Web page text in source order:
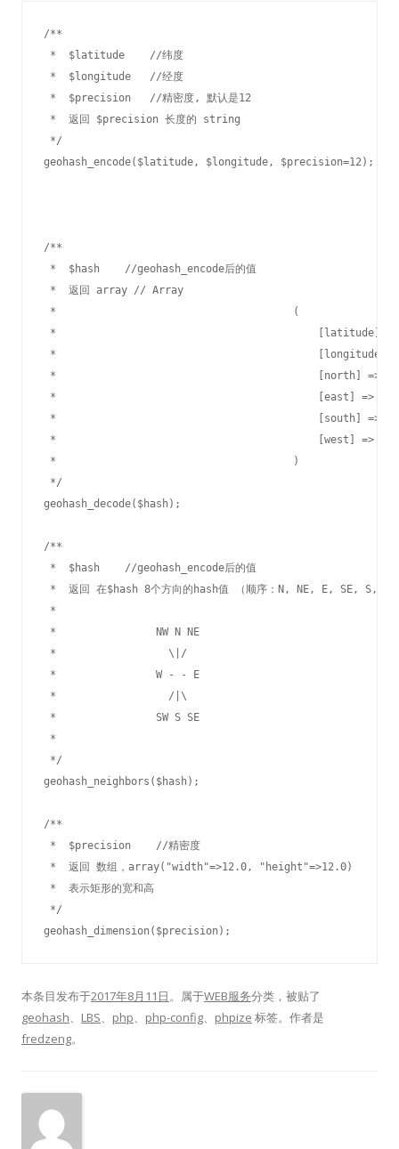
/**
*  $latitude    //纬度
*  $longitude   //经度
*  $precision   //精密度, 默认是12
*  返回 $precision 长度的 string
*/
geohash_encode($latitude, $longitude, $precision=12);
/**
*  $hash    //geohash_encode后的值
*  返回 array // Array
*					(
*					    [latitude] => 39.416916975752
*					    [longitude] => 100.92223992571
*					    [north] => 39.416917059571
*					    [east] => 100.92224009335
*					    [south] => 100.92223992571
*					    [west] => 100.92223975807
*					)
*/
geohash_decode($hash);
/**
*  $hash    //geohash_encode后的值
*  返回 在$hash 8个方向的hash值 （顺序：N, NE, E, SE, S,
*
*		  NW N NE
*		    \|/
*		  W - - E
*		    /|\
*		  SW S SE
*
*/
geohash_neighbors($hash);
/**
*  $precision    //精密度
*  返回 数组，array("width"=>12.0, "height"=>12.0)
*  表示矩形的宽和高
*/
geohash_dimension($precision);
本条目发布于2017年8月11日。属于WEB服务分类，被贴了
geohash、 LBS、 php、 php-config、 phpize 标签。 作者是
fredzeng。